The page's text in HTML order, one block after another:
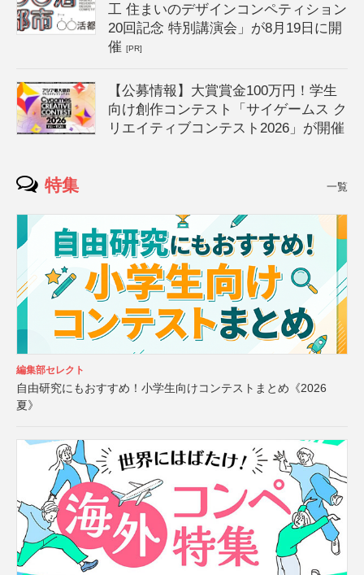
工 住まいのデザインコンペティション
20回記念 特別講演会」が8月19日に開
催[PR]
【公募情報】大賞賞金100万円！学生
向け創作コンテスト「サイゲームス ク
リエイティブコンテスト2026」が開催
特集 一覧
編集部セレクト
自由研究にもおすすめ！小学生向けコンテストまとめ《2026
夏》